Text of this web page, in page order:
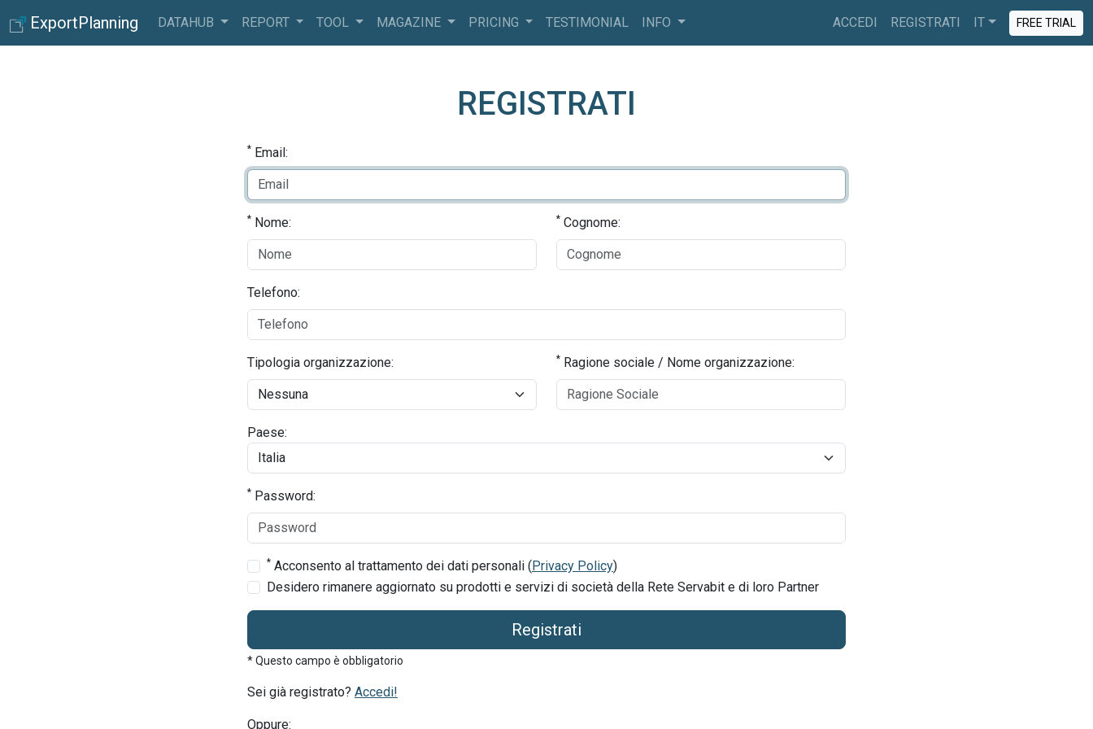
ExportPlanning DATAHUB REPORT TOOL MAGAZINE PRICING TESTIMONIAL INFO ACCEDI REGISTRATI IT FREE TRIAL
REGISTRATI
* Email:
* Nome: * Cognome:
Telefono:
Tipologia organizzazione: * Ragione sociale / Nome organizzazione:
Paese:
* Password:
* Acconsento al trattamento dei dati personali (Privacy Policy)
Desidero rimanere aggiornato su prodotti e servizi di società della Rete Servabit e di loro Partner
Registrati
* Questo campo è obbligatorio
Sei già registrato? Accedi!
Oppure: